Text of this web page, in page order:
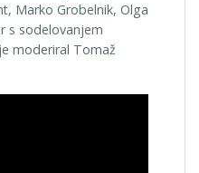
Marko Grobelnik, Olga
s sodelovanjem
moderiral Tomaž